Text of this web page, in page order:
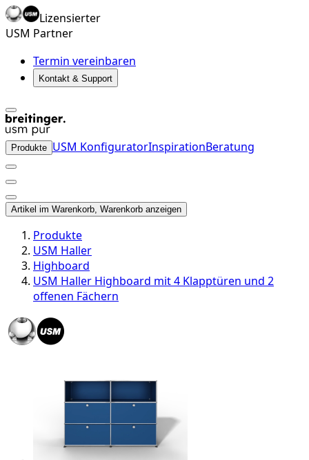
Lizensierter
USM Partner
Termin vereinbaren
Kontakt & Support
Produkte USM KonfiguratorInspirationBeratung
Artikel im Warenkorb, Warenkorb anzeigen
Produkte
USM Haller
Highboard
USM Haller Highboard mit 4 Klapptüren und 2
offenen Fächern